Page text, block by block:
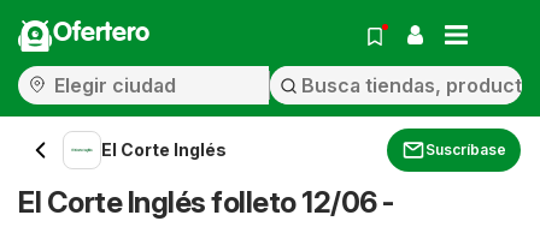
Ofertero
El Corte Inglés Suscríbase
El Corte Inglés folleto 12/06 -